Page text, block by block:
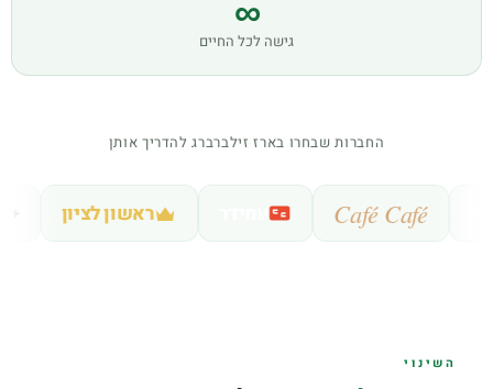
∞
גישה לכל החיים
החברות שבחרו בארז זילברברג להדריך אותן
Café Café עמידר ראשון לציון
השינוי